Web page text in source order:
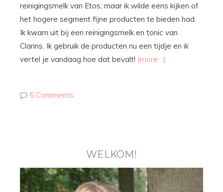
reinigingsmelk van Etos, maar ik wilde eens kijken of
het hogere segment fijne producten te bieden had.
Ik kwam uit bij een reinigingsmelk en tonic van
Clarins. Ik gebruik de producten nu een tijdje en ik
vertel je vandaag hoe dat bevalt! (more…)
5 Comments
WELKOM!